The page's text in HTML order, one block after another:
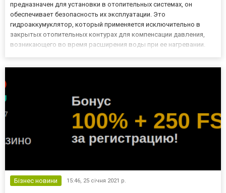
предназначен для установки в отопительных системах, он
обеспечивает безопасность их эксплуатации. Это
гидроаккумуклятор, который применяется исключительно в
закрытых отопительных контурах для компенсации давления,
возникающего во время расширения воды при ее нагревании.
Бізнес новини 15:46, 25 січня 2021 р.